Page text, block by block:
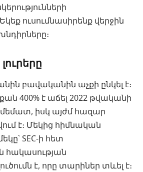
Եկեք ուսումնասիրենք վերջին
բավականին աչքի ընկել է։
400% է աճել 2022 թվականի
իսկ այժմ հազար
է։ Մեկից հիմնական
SEC-ի հետ
է, որը տարիներ տևել է։